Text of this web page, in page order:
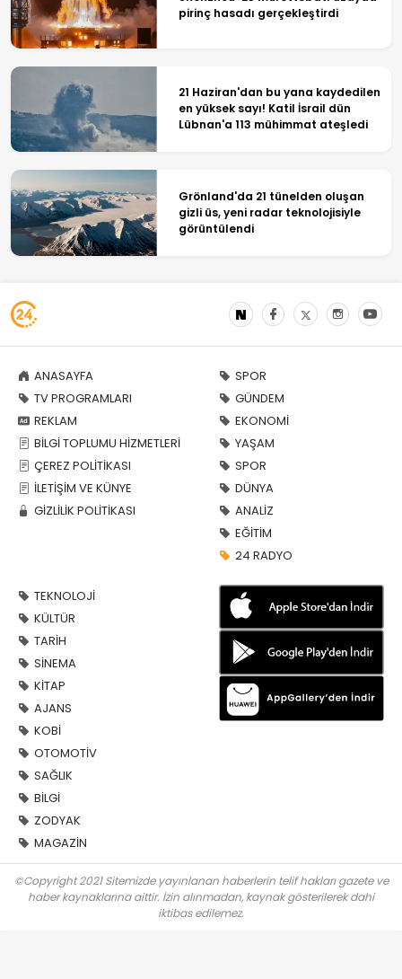
pirinç hasadı gerçekleştirdi
21 Haziran'dan bu yana kaydedilen
en yüksek sayı! Katil İsrail dün
Lübnan'a 113 mühimmat ateşledi
Grönland'da 21 tünelden oluşan
gizli üs, yeni radar teknolojisiyle
görüntülendi
ANASAYFA
TV PROGRAMLARI
REKLAM
BİLGİ TOPLUMU HİZMETLERİ
ÇEREZ POLİTİKASI
İLETİŞİM VE KÜNYE
GİZLİLİK POLİTİKASI
SPOR
GÜNDEM
EKONOMİ
YAŞAM
SPOR
DÜNYA
ANALİZ
EĞİTİM
24 RADYO
TEKNOLOJİ
KÜLTÜR
TARİH
SİNEMA
KİTAP
AJANS
KOBİ
OTOMOTİV
SAĞLIK
BİLGİ
ZODYAK
MAGAZİN
©Copyright 2021 Sitemizde yayınlanan haberlerin telif hakları gazete ve
haber kaynaklarına aittir. İzin alınmadan, kaynak gösterilerek dahi
iktibas edilemez.